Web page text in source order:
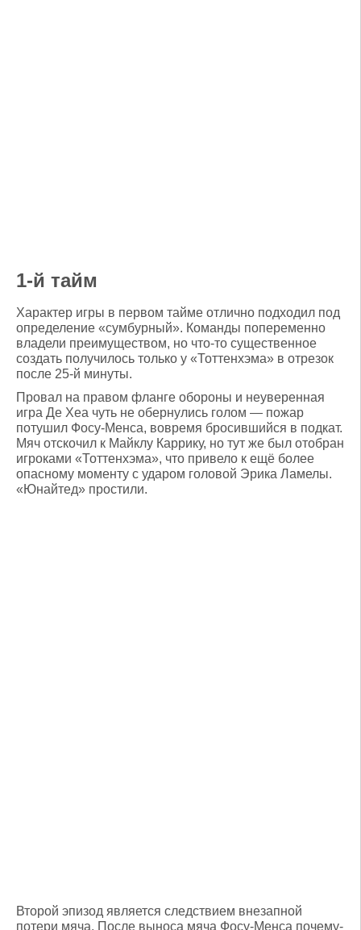
1-й тайм
Характер игры в первом тайме отлично подходил под
определение «сумбурный». Команды попеременно
владели преимуществом, но что-то существенное
создать получилось только у «Тоттенхэма» в отрезок
после 25-й минуты.
Провал на правом фланге обороны и неуверенная
игра Де Хеа чуть не обернулись голом — пожар
потушил Фосу-Менса, вовремя бросившийся в подкат.
Мяч отскочил к Майклу Каррику, но тут же был отобран
игроками «Тоттенхэма», что привело к ещё более
опасному моменту с ударом головой Эрика Ламелы.
«Юнайтед» простили.
Второй эпизод является следствием внезапной
потери мяча. После выноса мяча Фосу-Менса почему-